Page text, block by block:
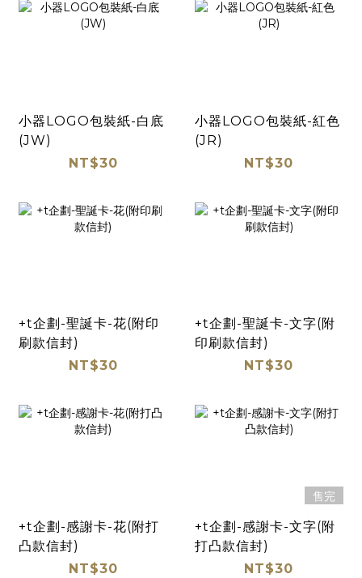
小器LOGO包裝紙-白底
(JW)
NT$30
小器LOGO包裝紙-紅色
(JR)
NT$30
+t企劃-聖誕卡-花(附印
刷款信封)
NT$30
+t企劃-聖誕卡-文字(附
印刷款信封)
NT$30
+t企劃-感謝卡-花(附打
凸款信封)
NT$30
售完
+t企劃-感謝卡-文字(附
打凸款信封)
NT$30